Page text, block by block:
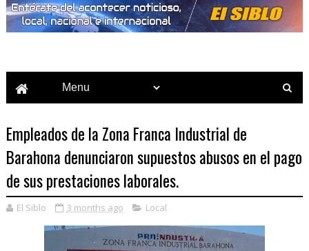
Empleados de la Zona Franca Industrial de
Barahona denunciaron supuestos abusos en el pago
de sus prestaciones laborales.
El Siblo 3 months ago Local